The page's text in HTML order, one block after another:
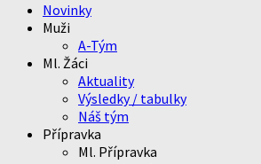
Novinky
Muži
A-Tým
Ml. Žáci
Aktuality
Výsledky / tabulky
Náš tým
Přípravka
Ml. Přípravka